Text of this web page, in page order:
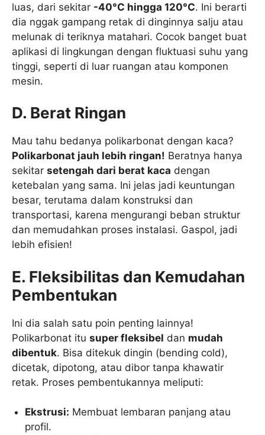
luas, dari sekitar -40°C hingga 120°C. Ini berarti
dia nggak gampang retak di dinginnya salju atau
melunak di teriknya matahari. Cocok banget buat
aplikasi di lingkungan dengan fluktuasi suhu yang
tinggi, seperti di luar ruangan atau komponen
mesin.
D. Berat Ringan
Mau tahu bedanya polikarbonat dengan kaca?
Polikarbonat jauh lebih ringan! Beratnya hanya
sekitar setengah dari berat kaca dengan
ketebalan yang sama. Ini jelas jadi keuntungan
besar, terutama dalam konstruksi dan
transportasi, karena mengurangi beban struktur
dan memudahkan proses instalasi. Gaspol, jadi
lebih efisien!
E. Fleksibilitas dan Kemudahan
Pembentukan
Ini dia salah satu poin penting lainnya!
Polikarbonat itu super fleksibel dan mudah
dibentuk. Bisa ditekuk dingin (bending cold),
dicetak, dipotong, atau dibor tanpa khawatir
retak. Proses pembentukannya meliputi:
Ekstrusi: Membuat lembaran panjang atau
profil.